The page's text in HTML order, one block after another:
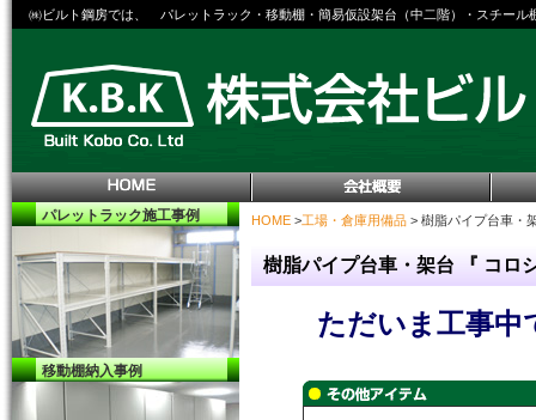
㈱ビルト鋼房では、 パレットラック・移動棚・簡易仮設架台（中二階）・スチー
パレットラック施工事例
移動棚納入事例
HOME >工場・倉庫用備品 > 樹脂パイプ台車・
樹脂パイプ台車・架台 『 コ
ただいま工事中